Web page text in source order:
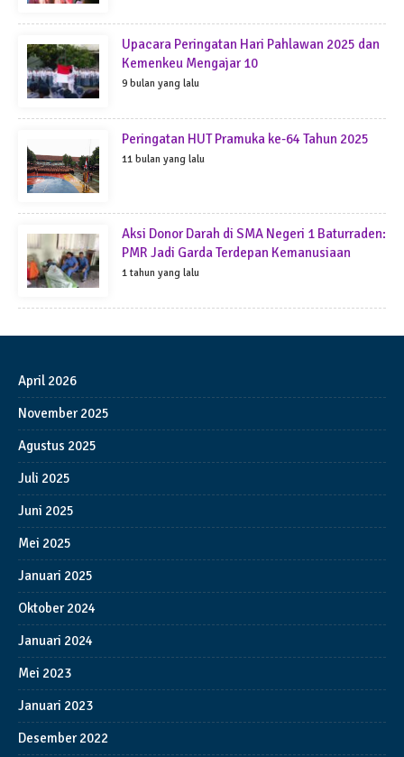
Upacara Peringatan Hari Pahlawan 2025 dan
Kemenkeu Mengajar 10
9 bulan yang lalu
Peringatan HUT Pramuka ke-64 Tahun 2025
11 bulan yang lalu
Aksi Donor Darah di SMA Negeri 1 Baturraden:
PMR Jadi Garda Terdepan Kemanusiaan
1 tahun yang lalu
April 2026
November 2025
Agustus 2025
Juli 2025
Juni 2025
Mei 2025
Januari 2025
Oktober 2024
Januari 2024
Mei 2023
Januari 2023
Desember 2022